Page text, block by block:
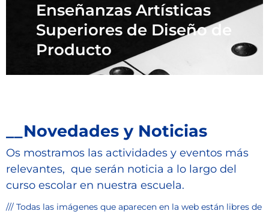
Enseñanzas Artísticas
Superiores de Diseño de
Producto
__Novedades y Noticias
Os mostramos las actividades y eventos más
relevantes, que serán noticia a lo largo del
curso escolar en nuestra escuela.
/// Todas las imágenes que aparecen en la web están libres de